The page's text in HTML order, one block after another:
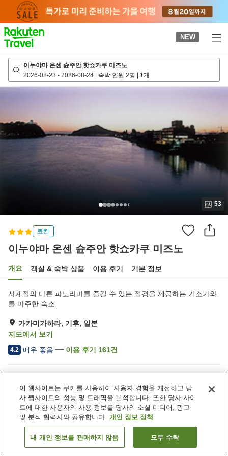
page
NEW
이누야마 온센 슌주안 핫쇼카쿠 미즈노
2026-08-23 - 2026-08-24 | 숙박 인원 2명 | 1개
53
료칸
이누야마 온센 슌주안 핫쇼카쿠 미즈노
개요 객실 & 숙박 상품 이용 후기 기본 정보
사계절의 다른 파노라마를 즐길 수 있는 절경을 제공하는 기소가와
를 마주한 숙소.
가카미가하라, 기후, 일본
지도에서 보기
4.2 매우 좋음 이용 후기 161건
주차장
사우나
스파 / 미용실
카페
일본 기후
가카미가하라
이누야마 온센 슌주안 핫쇼카쿠 미즈노
객실 보기
이 웹사이트는 쿠키를 사용하여 사용자 경험을 개선하고 당
사 웹사이트의 성능 및 트래픽을 분석합니다. 또한 당사 사이
트에 대한 사용자의 사용 정보를 당사의 소셜 미디어, 광고
및 분석 협력사와 공유합니다. 개인 정보 정책
내 개인 정보를 판매하지 않음 모두 수락